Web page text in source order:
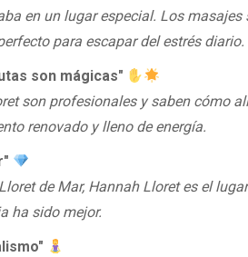
en un lugar especial. Los masajes
para escapar del estrés diario.
son mágicas"
son profesionales y saben cómo
renovado y lleno de energía.
de Mar, Hannah Lloret es el
ha sido mejor.